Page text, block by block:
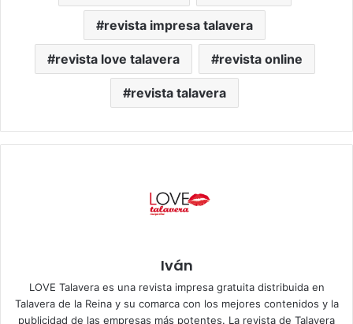
revista impresa talavera
revista love talavera revista online
revista talavera
Iván
LOVE Talavera es una revista impresa gratuita distribuida en
Talavera de la Reina y su comarca con los mejores contenidos y la
publicidad de las empresas más potentes. La revista de Talavera